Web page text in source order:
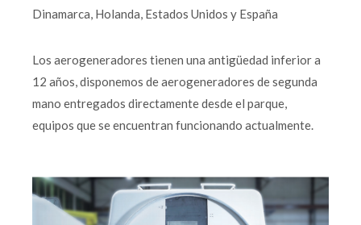
Dinamarca, Holanda, Estados Unidos y España
Los aerogeneradores tienen una antigüedad inferior a
12 años, disponemos de aerogeneradores de segunda
mano entregados directamente desde el parque,
equipos que se encuentran funcionando actualmente.